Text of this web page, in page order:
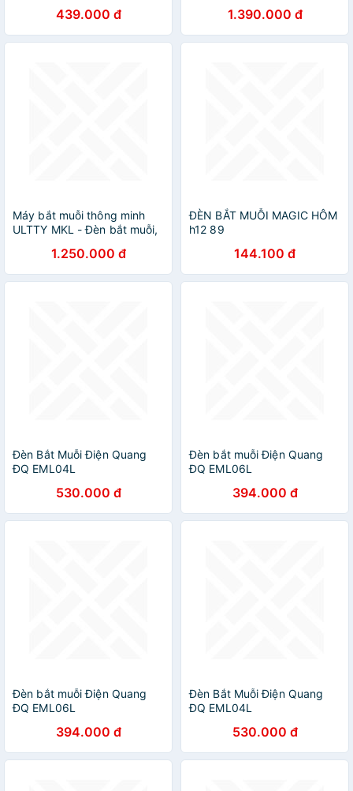
439.000 đ
chính hãng1.390.000 đ
Máy bắt muỗi thông minh
ULTTY MKL - Đèn bắt muỗi,
chính hãng1.250.000 đ
ĐÈN BẮT MUỖI MAGIC HÔM
h12 89
144.100 đ
Đèn Bắt Muỗi Điện Quang
ĐQ EML04L
530.000 đ
Đèn bắt muỗi Điện Quang
ĐQ EML06L
394.000 đ
Đèn bắt muỗi Điện Quang
ĐQ EML06L
394.000 đ
Đèn Bắt Muỗi Điện Quang
ĐQ EML04L
530.000 đ